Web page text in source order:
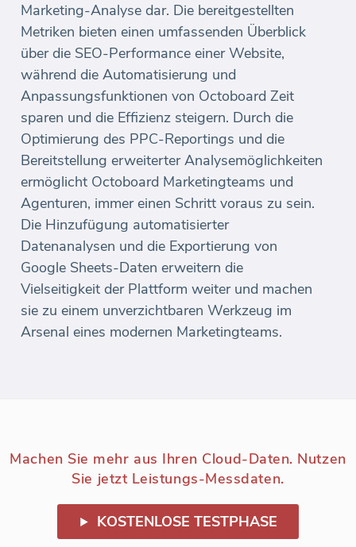
Marketing-Analyse dar. Die bereitgestellten
Metriken bieten einen umfassenden Überblick
über die SEO-Performance einer Website,
während die Automatisierung und
Anpassungsfunktionen von Octoboard Zeit
sparen und die Effizienz steigern. Durch die
Optimierung des PPC-Reportings und die
Bereitstellung erweiterter Analysemöglichkeiten
ermöglicht Octoboard Marketingteams und
Agenturen, immer einen Schritt voraus zu sein.
Die Hinzufügung automatisierter
Datenanalysen und die Exportierung von
Google Sheets-Daten erweitern die
Vielseitigkeit der Plattform weiter und machen
sie zu einem unverzichtbaren Werkzeug im
Arsenal eines modernen Marketingteams.
Machen Sie mehr aus Ihren Cloud-Daten. Nutzen
Sie jetzt Leistungs-Messdaten.
KOSTENLOSE TESTPHASE